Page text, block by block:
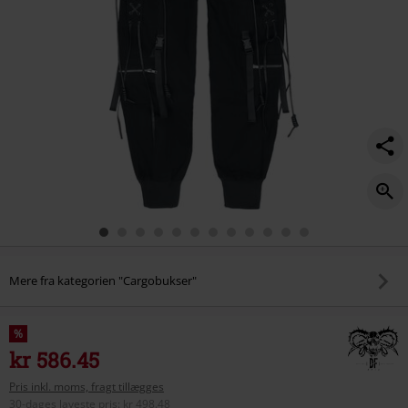
Mere fra kategorien "Cargobukser"
%
kr 586.45
Pris inkl. moms, fragt tillægges
30-dages laveste pris
kr 498.48